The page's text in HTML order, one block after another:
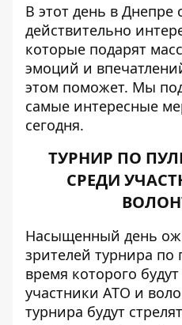
В этот день в Днепре
действительно
которые подарят
эмоций и
этом поможет. Мы
самые интересные
сегодня.
ТУРНИР ПО
СРЕДИ
Насыщенный день
зрителей турнира по
время которого будут
участники АТО и
турнира будут